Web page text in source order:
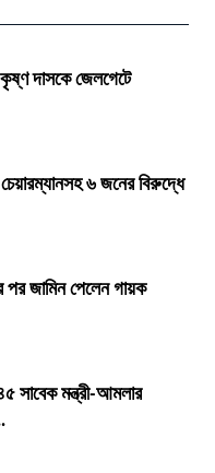
কৃষ্ণ দাসকে জেলগেটে
৬ জনের বিরুদ্ধে
পর জামিন পেলেন গায়ক
সাবেক মন্ত্রী-আমলার